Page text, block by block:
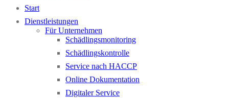
Start
Dienstleistungen
Für Unternehmen
Schädlingsmonitoring
Schädlingskontrolle
Service nach HACCP
Online Dokumentation
Digitaler Service